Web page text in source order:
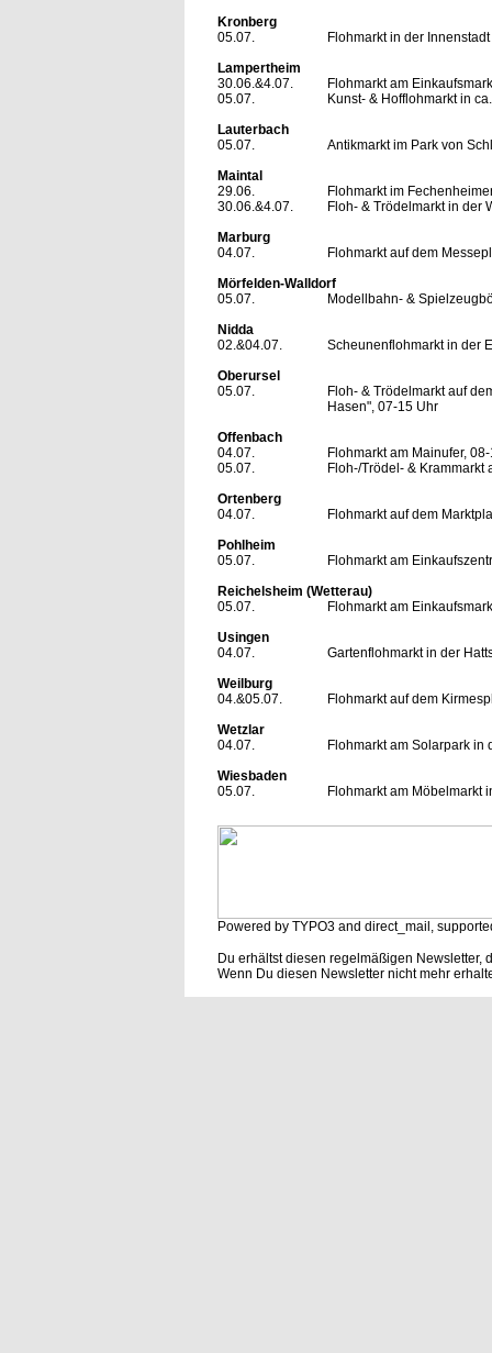
Kronberg
05.07.
Flohmarkt in der
Lampertheim
30.06.&4.07.
Flohmarkt am
05.07.
Kunst- & Hofflohmarkt in
Lauterbach
05.07.
Antikmarkt im Park von
Maintal
29.06.
Flohmarkt im
30.06.&4.07.
Floh- & Trödelmarkt in der
Marburg
04.07.
Flohmarkt auf dem
Mörfelden-Walldorf
05.07.
Modellbahn- &
Nidda
02.&04.07.
Scheunenflohmarkt in der
Oberursel
05.07.
Floh- & Trödelmarkt auf
Hasen", 07-15 Uhr
Offenbach
04.07.
Flohmarkt am Mainufer,
05.07.
Floh-/Trödel- & Krammarkt
Ortenberg
04.07.
Flohmarkt auf dem
Pohlheim
05.07.
Flohmarkt am
Reichelsheim (Wetterau)
05.07.
Flohmarkt am
Usingen
04.07.
Gartenflohmarkt in der
Weilburg
04.&05.07.
Flohmarkt auf dem
Wetzlar
04.07.
Flohmarkt am Solarpark in
Wiesbaden
05.07.
Flohmarkt am Möbelmarkt
Powered by TYPO3 and direct_mail,
Du erhältst diesen regelmäßigen Newsletter,
Wenn Du diesen Newsletter nicht mehr